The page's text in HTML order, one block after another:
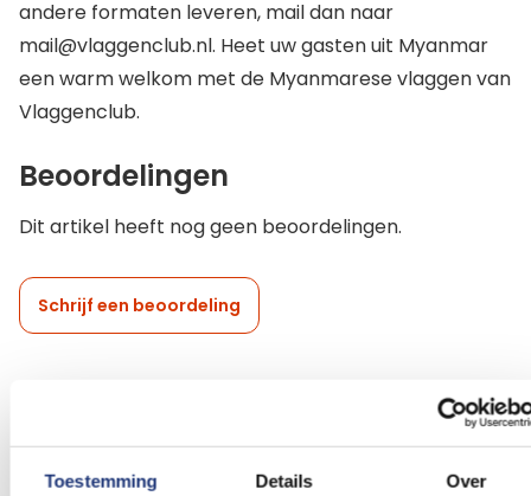
Toestemming Details Over
andere formaten leveren, mail dan naar
mail@vlaggenclub.nl. Heet uw gasten uit Myanmar
een warm welkom met de Myanmarese vlaggen van
Vlaggenclub.
Beoordelingen
Dit artikel heeft nog geen beoordelingen.
Schrijf een beoordeling
Gerelateerde producten